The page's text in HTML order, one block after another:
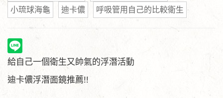
小琉球海龜
迪卡儂 呼吸管用自己的比較衛生
給自己一個衛生又帥氣的浮潛活動
迪卡儂浮潛面鏡推薦!!